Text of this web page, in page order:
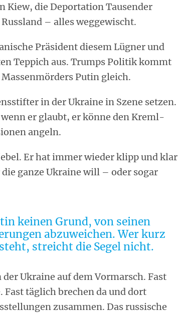
Kiew, die Deportation Tausender
– alles weggewischt.
Präsident diesem Lügner und
Teppich aus. Trumps Politik kommt
Putin gleich.
in der Ukraine in Szene setzen.
er glaubt, er könne den Kreml-
angeln.
Er hat immer wieder klipp und klar
ganze Ukraine will – oder sogar
keinen Grund, von seinen
abzuweichen. Wer kurz
streicht die Segel nicht.
Ukraine auf dem Vormarsch. Fast
täglich brechen da und dort
zusammen. Das russische